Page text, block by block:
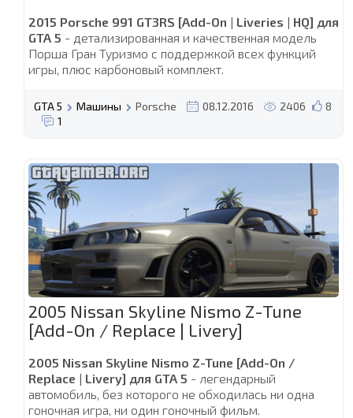
2015 Porsche 991 GT3RS [Add-On | Liveries | HQ] для
GTA 5 - детализированная и качественная модель
Порша Гран Туризмо с поддержкой всех функций
игры, плюс карбоновый комплект.
8
GTA 5 Машины Porsche 08.12.2016
2406
1
2005 Nissan Skyline Nismo Z-Tune
[Add-On / Replace | Livery]
2005 Nissan Skyline Nismo Z-Tune [Add-On /
Replace | Livery] для GTA 5 - легендарный
автомобиль, без которого не обходилась ни одна
гоночная игра, ни один гоночный фильм.